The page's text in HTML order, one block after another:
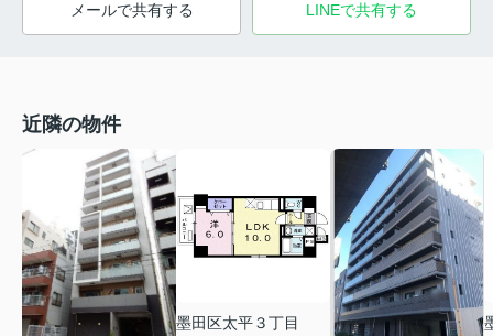
メールで共有する LINEで共有する
近隣の物件
墨田区太平３丁目